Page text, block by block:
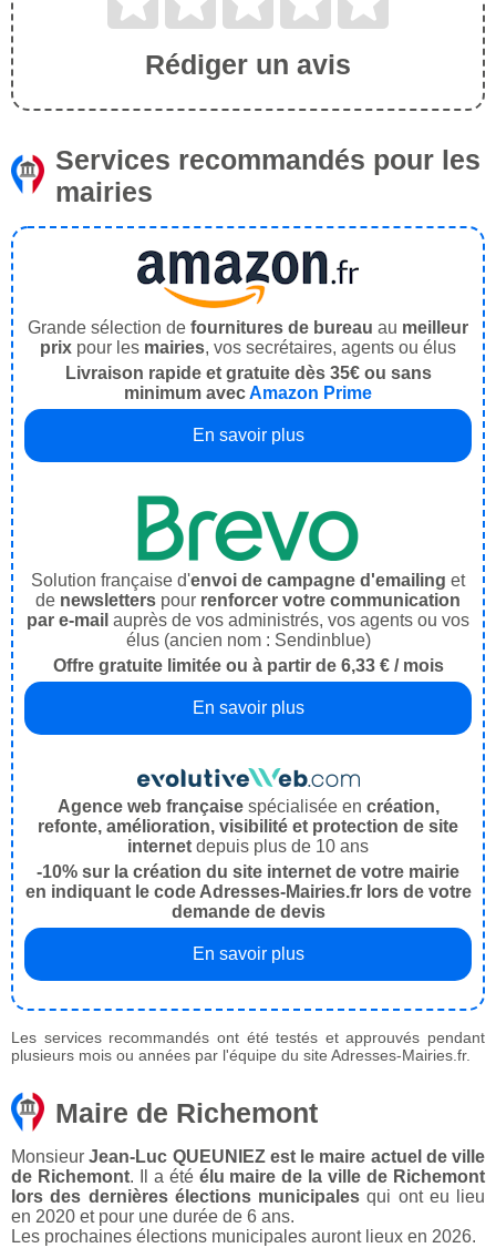
Rédiger un avis
Services recommandés pour les
mairies
Grande sélection de fournitures de bureau au meilleur
prix pour les mairies, vos secrétaires, agents ou élus
Livraison rapide et gratuite dès 35€ ou sans
minimum avecAmazon Prime
En savoir plus
Solution française d'envoi de campagne d'emailing et
de newsletters pour renforcer votre communication
par e-mail auprès de vos administrés, vos agents ou vos
élus (ancien nom : Sendinblue)
Offre gratuite limitée ou à partir de 6,33 € / mois
En savoir plus
Agence web françaisespécialisée en création,
refonte, amélioration, visibilité et protection de site
internet depuis plus de 10 ans
-10% sur la création du site internet de votre mairie
en indiquant le code Adresses-Mairies.fr lors de votre
demande de devis
En savoir plus
Les services recommandés ont été testés et approuvés pendant
plusieurs mois ou années par l'équipe du site Adresses-Mairies.fr.
Maire de Richemont
MonsieurJean-Luc QUEUNIEZ est le maire actuel de ville
de Richemont. Il a été élu maire de la ville de Richemont
lors des dernières élections municipales qui ont eu lieu
en 2020 et pour une durée de 6 ans.
Les prochaines élections municipales auront lieux en 2026.